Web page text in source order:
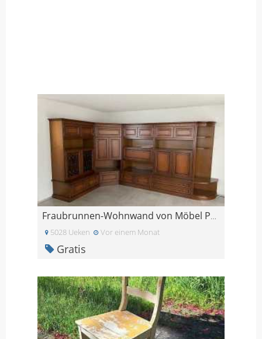
Fraubrunnen-Wohnwand von Möbel Pfister
5028 Ueken Vor einem Monat
Gratis